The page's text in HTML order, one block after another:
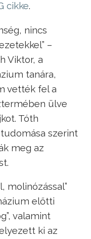
cikke.
nincs
–
Viktor, a
tanára,
vették fel a
ülve
Tóth
szerint
meg az
molinózással”
előtti
valamint
ki az